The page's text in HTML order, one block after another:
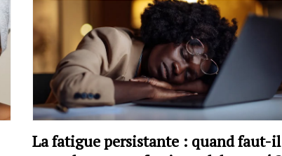
La fatigue persistante : quand faut-il